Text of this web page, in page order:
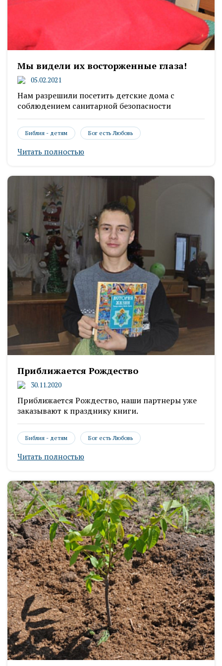
Мы видели их восторженные глаза!
05.02.2021
Нам разрешили посетить детские дома с
соблюдением санитарной безопасности
Библия - детям Бог есть Любовь
Читать полностью
Приближается Рождество
30.11.2020
Приближается Рождество, наши партнеры уже
заказывают к празднику книги.
Библия - детям Бог есть Любовь
Читать полностью